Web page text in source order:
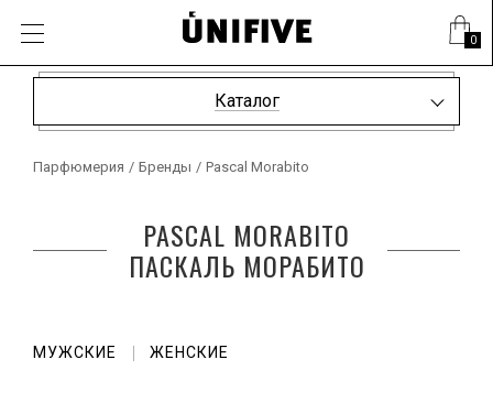
0
Каталог
Парфюмерия / Бренды / Pascal Morabito
PASCAL MORABITO
ПАСКАЛЬ МОРАБИТО
МУЖСКИЕ ЖЕНСКИЕ